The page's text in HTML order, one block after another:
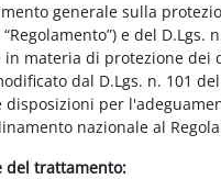
generale sulla
e del D.Lgs.
in materia di protezione dei
dal D.Lgs. n. 101
disposizioni per
nazionale al
del trattamento: